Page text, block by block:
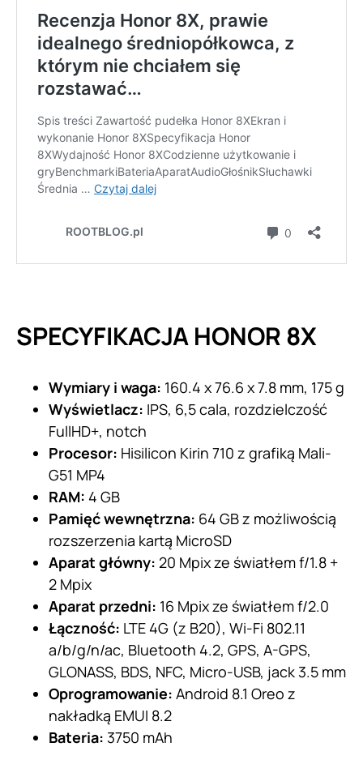
SPECYFIKACJA HONOR 8X
Wymiary i waga: 160.4 x 76.6 x 7.8 mm, 175 g
Wyświetlacz: IPS, 6,5 cala, rozdzielczość
FullHD+, notch
Procesor: Hisilicon Kirin 710 z grafiką Mali-
G51 MP4
RAM: 4 GB
Pamięć wewnętrzna: 64 GB z możliwością
rozszerzenia kartą MicroSD
Aparat główny: 20 Mpix ze światłem f/1.8 +
2 Mpix
Aparat przedni: 16 Mpix ze światłem f/2.0
Łączność: LTE 4G (z B20), Wi-Fi 802.11
a/b/g/n/ac, Bluetooth 4.2, GPS, A-GPS,
GLONASS, BDS, NFC, Micro-USB, jack 3.5 mm
Oprogramowanie: Android 8.1 Oreo z
nakładką EMUI 8.2
Bateria: 3750 mAh